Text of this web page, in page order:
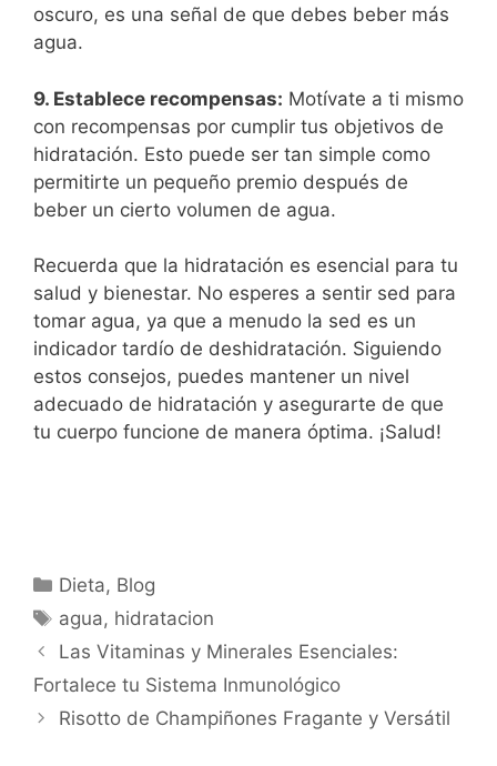
oscuro, es una señal de que debes beber más
agua.
9. Establece recompensas: Motívate a ti mismo
con recompensas por cumplir tus objetivos de
hidratación. Esto puede ser tan simple como
permitirte un pequeño premio después de
beber un cierto volumen de agua.
Recuerda que la hidratación es esencial para tu
salud y bienestar. No esperes a sentir sed para
tomar agua, ya que a menudo la sed es un
indicador tardío de deshidratación. Siguiendo
estos consejos, puedes mantener un nivel
adecuado de hidratación y asegurarte de que
tu cuerpo funcione de manera óptima. ¡Salud!
Categorías
Dieta, Blog
Etiquetas
agua, hidratacion
Las Vitaminas y Minerales Esenciales:
Fortalece tu Sistema Inmunológico
Risotto de Champiñones Fragante y Versátil